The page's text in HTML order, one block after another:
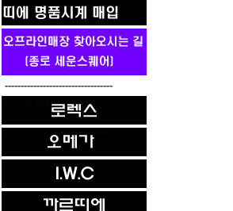
----------------------------------